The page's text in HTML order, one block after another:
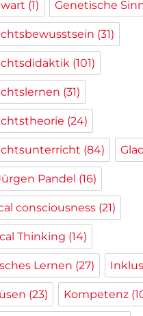
(1) Genetische
(31)
(101)
(31)
(24)
(84)
Pandel (16)
consciousness (21)
Thinking (14)
Lernen (27)
(23) Kompetenz